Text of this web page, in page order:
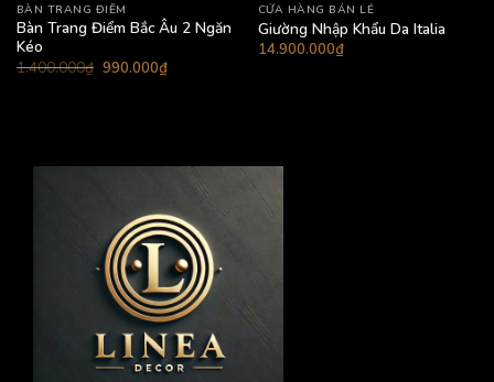
BÀN TRANG ĐIỂM
Bàn Trang Điểm Bắc Âu 2 Ngăn
Kéo
1.400.000₫ Giá
990.000₫Giá
hiện
CỬA HÀNG BÁN LẺ
Giường Nhập Khẩu Da Italia
14.900.000₫